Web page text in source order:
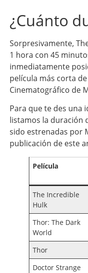
¿Cuánto
Sorpresivamente,
1 hora con 45
inmediatamente
película más corta
Cinematográfico de
Para que te des una
listamos la duración
sido estrenadas por
publicación de este
Película
The Incredible
Hulk
Thor: The Dark
World
Thor
Doctor Strange